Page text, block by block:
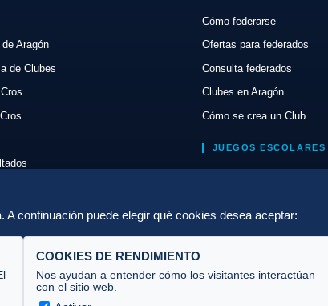
Aragón
de Clubes
Cómo federarse
Ofertas para federados
Consulta federados
Clubes en Aragón
Cómo se crea un Club
JUEGOS ESCOLARES
continuación puede elegir qué cookies desea aceptar:
COOKIES DE RENDIMIENTO
Nos ayudan a entender cómo los visitantes interactúan
con el sitio web.